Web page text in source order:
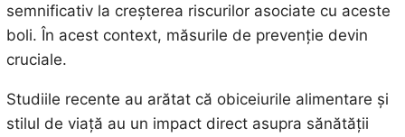
semnificativ la creșterea riscurilor asociate cu aceste
boli. În acest context, măsurile de prevenție devin
cruciale.
Studiile recente au arătat că obiceiurile alimentare și
stilul de viață au un impact direct asupra sănătății